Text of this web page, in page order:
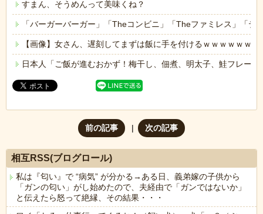
すまん、そうめんって美味くね？
「バーガーバーガー」「Theコンビニ」「Theファミレス」「テ
【画像】女さん、遅刻してまずは飯に手を付けるｗｗｗｗｗｗ
日本人「ご飯が進むおかず！梅干し、佃煮、明太子、鮭フレー
前の記事 次の記事
相互RSS(ブログロール)
私は『匂い』で “病気” が分かる→ある日、義弟嫁の子供から
「ガンの匂い」がし始めたので、夫経由で「ガンではないか」
と伝えたら怒って絶縁、その結果・・・